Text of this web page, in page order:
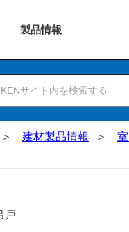
製品情報
建材製品情報
戸